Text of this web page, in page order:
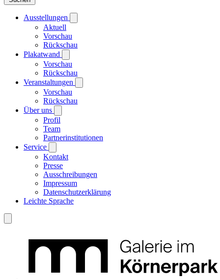
Ausstellungen
Aktuell
Vorschau
Rückschau
Plakatwand
Vorschau
Rückschau
Veranstaltungen
Vorschau
Rückschau
Über uns
Profil
Team
Partnerinstitutionen
Service
Kontakt
Presse
Ausschreibungen
Impressum
Datenschutzerklärung
Leichte Sprache